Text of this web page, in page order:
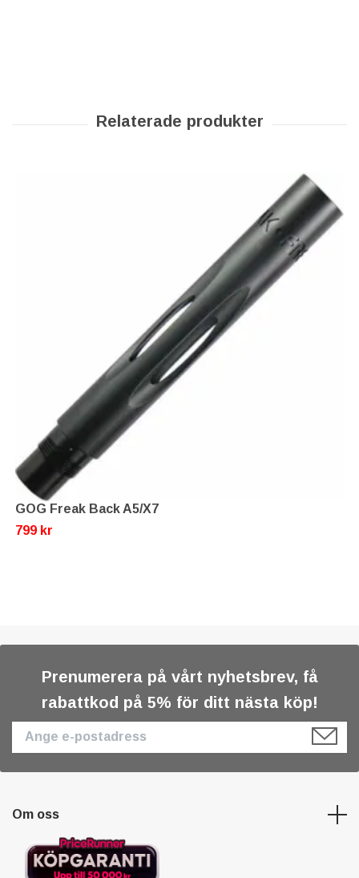
GOG Freak Back A5/X7
799 kr
Prenumerera på vårt nyhetsbrev, få
rabattkod på 5% för ditt nästa köp!
Om oss